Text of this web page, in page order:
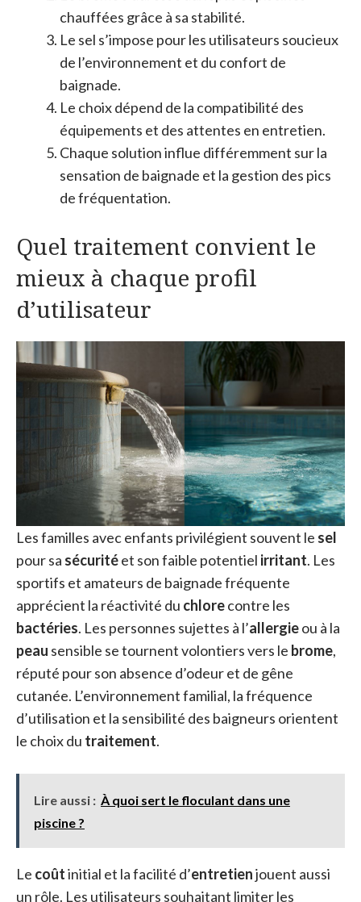
chauffées grâce à sa stabilité.
Le sel s’impose pour les utilisateurs soucieux
de l’environnement et du confort de
baignade.
Le choix dépend de la compatibilité des
équipements et des attentes en entretien.
Chaque solution influe différemment sur la
sensation de baignade et la gestion des pics
de fréquentation.
Quel traitement convient le
mieux à chaque profil
d’utilisateur
Les familles avec enfants privilégient souvent le sel
pour sa sécuritéet son faible potentiel irritant. Les
sportifs et amateurs de baignade fréquente
apprécient la réactivité du chlorecontre les
bactéries. Les personnes sujettes à l’allergieou à la
peau sensible se tournent volontiers vers le brome,
réputé pour son absence d’odeur et de gêne
cutanée. L’environnement familial, la fréquence
d’utilisation et la sensibilité des baigneurs orientent
le choix du traitement.
Lire aussi : À quoi sert le floculant dans une
piscine ?
Le coûtinitial et la facilité d’entretienjouent aussi
un rôle. Les utilisateurs souhaitant limiter les